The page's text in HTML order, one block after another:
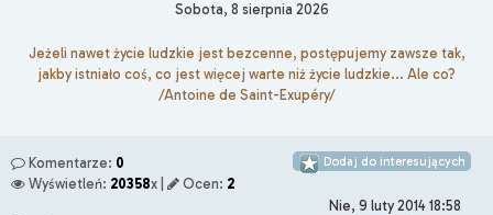
Sobota, 8 sierpnia 2026
Jeżeli nawet życie ludzkie jest bezcenne, postępujemy zawsze tak,
jakby istniało coś, co jest więcej warte niż życie ludzkie... Ale co?
/Antoine de Saint-Exupéry/
Komentarze: 0
Wyświetleń: 20358x | Ocen: 2
Dodaj do interesujących
Nie, 9 luty 2014 18:58